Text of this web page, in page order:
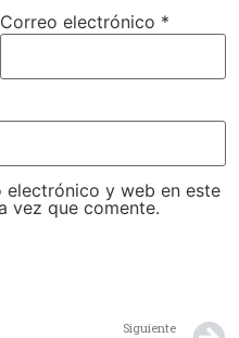
Correo electrónico *
electrónico y web en este
vez que comente.
Siguiente